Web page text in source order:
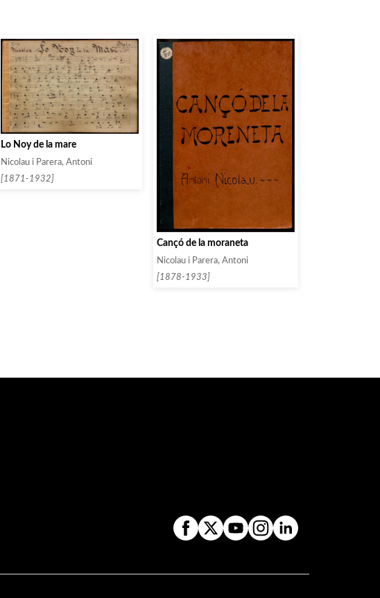
Lo Noy de la mare
Nicolau i Parera, Antoni
[1871-1932]
Cançó de la moraneta
Nicolau i Parera, Antoni
[1878-1933]